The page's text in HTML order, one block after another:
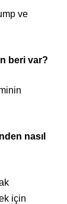
ve
beri var?
nasıl
için